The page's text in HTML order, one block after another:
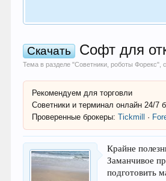
Скачать Софт для
Тема в разделе "Советники, роботы Форекс",
Рекомендуем для торговли
Советники и терминал онлайн 24/7
Проверенные брокеры: Tickmill ·
Крайне
Заманчивое
подготовить